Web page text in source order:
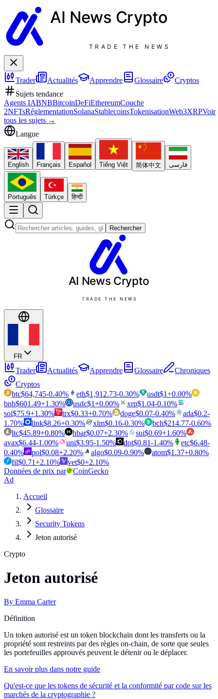
AI News Crypto
TRADE THE NEWS
Trader Actualités Apprendre Glossaire
Cryptos
Sujets tendance
Agents IABNBBitcoinDeFiEthereumCouche
2NFTsRéglementationSolanaStablecoinsTokenisationWeb3XRPVoir
tous les sujets →
Langue
English Français Español Tiếng Việt 简体中文 فارسی
Português Türkçe हिन्दी
Rechercher
AI News Crypto
TRADE THE NEWS
FR
Trader Actualités Apprendre Glossaire
Chroniques
Cryptos
btc$64,745-0.40% eth$1,912.73-0.30% usdt$1+0.00%
bnb$601.49+1.30% usdc$1+0.00% xrp$1.04-0.10%
sol$75.9+1.30% trx$0.33+0.70% doge$0.07-0.40% ada$0.2-
1.70% link$8.26+0.30% xlm$0.16-0.30% bch$214.77-0.60%
ltc$45.89+0.80% hbar$0.07+2.30% sui$0.69+1.60%
avax$6.44-1.00% uni$3.95-1.50% dot$0.81-1.40% etc$6.48-
0.40% pol$0.08+2.20% algo$0.09-0.90% atom$1.37+0.80%
fil$0.71+2.10% vet$0+2.10%
Données de prix par
CoinGecko
Ad
Accueil
Glossaire
Security Tokens
Jeton autorisé
Crypto
Jeton autorisé
By Emma Carter
Définition
Un token autorisé est un token blockchain dont les transferts ou la
propriété sont restreints par des règles on-chain, de sorte que seules
les portefeuilles approuvés peuvent le détenir ou le déplacer.
En savoir plus dans notre guide
Qu'est-ce que les tokens de sécurité et la conformité par code sur les
marchés de la cryptographie ?